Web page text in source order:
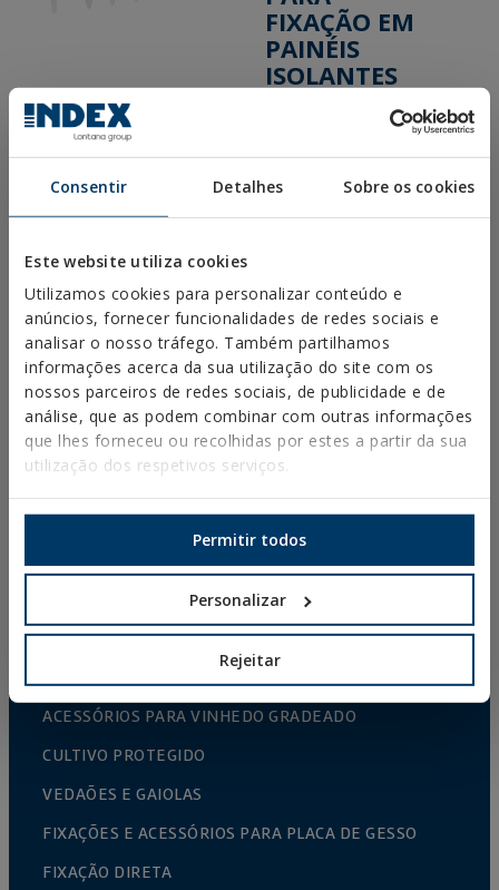
Consentir Detalhes Sobre os cookies
Este website utiliza cookies
Utilizamos cookies para personalizar conteúdo e
anúncios, fornecer funcionalidades de redes sociais e
analisar o nosso tráfego. Também partilhamos
informações acerca da sua utilização do site com os
nossos parceiros de redes sociais, de publicidade e de
análise, que as podem combinar com outras informações
que lhes forneceu ou recolhidas por estes a partir da sua
utilização dos respetivos serviços.
Permitir todos
Personalizar
Rejeitar
FIXAÇÃO EM
PAINÉIS
ISOLANTES
COMPRAR ONLINE
COMPRAR EN
TIENDA
PRODUTOS
FIXAÇÕES METÁLICAS
FIXAÇÕES PARA CONSTRUÇÕES EM AÇO
FIXAÇÕES QUÍMICAS
FIXAÇÕES PLÁSTICAS
FIXAÇÕES E ACESSÓRIOS PARA SISTEMAS DE
FIXAÇÕES PARA MATERIAIS OCOS
REBITES
ACESSÓRIOS PARA CABOS E CORRENTES
ACESSÓRIOS PARA VINHEDO GRADEADO
CULTIVO PROTEGIDO
VEDAÕES E GAIOLAS
FIXAÇÕES E ACESSÓRIOS PARA PLACA DE GESSO
FIXAÇÃO DIRETA